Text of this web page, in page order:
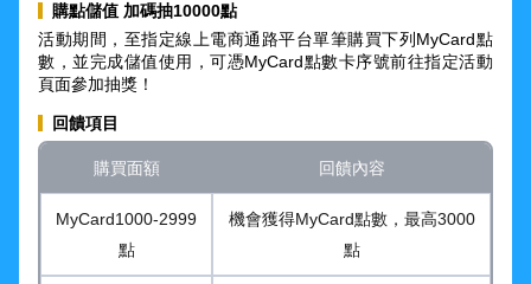
購點儲值 加碼抽10000點
活動期間，至指定線上電商通路平台單筆購買下列MyCard點
數，並完成儲值使用，可憑MyCard點數卡序號前往指定活動
頁面參加抽獎！
回饋項目
購買面額 回饋內容
MyCard1000-2999
點
機會獲得MyCard點數，最高3000
點